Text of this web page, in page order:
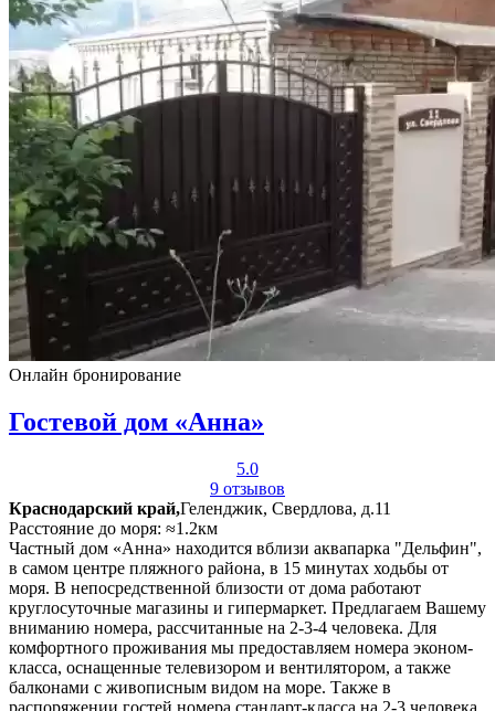
Онлайн бронирование
Гостевой дом «Анна»
5.0
9 отзывов
Краснодарский край,Геленджик, Свердлова, д.11
Расстояние до моря: ≈1.2км
Частный дом «Анна» находится вблизи аквапарка "Дельфин",
в самом центре пляжного района, в 15 минутах ходьбы от
моря. В непосредственной близости от дома работают
круглосуточные магазины и гипермаркет. Предлагаем Вашему
вниманию номера, рассчитанные на 2-3-4 человека. Для
комфортного проживания мы предоставляем номера эконом-
класса, оснащенные телевизором и вентилятором, а также
балконами с живописным видом на море. Также в
распоряжении гостей номера стандарт-класса на 2-3 человека,